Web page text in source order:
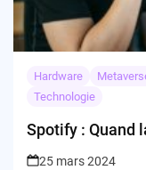
Hardware
Technologie
Spotify : Quand
25 mars 2024